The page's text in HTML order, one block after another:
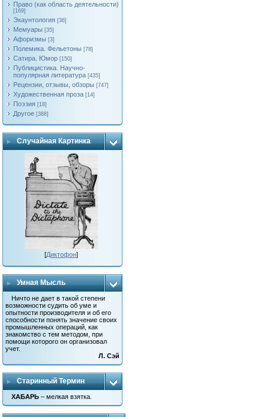
Право (как область деятельности)
[169]
Экаунтология [36]
Мемуары [35]
Афоризмы [3]
Полемика. Фельетоны [78]
Сатира. Юмор [150]
Публицистика. Научно-
популярная литература [435]
Рецензии, отзывы, обзоры [747]
Художественная проза [14]
Поэзия [18]
Другое [388]
Случайная Картинка
[Диктофон]
Умная Мысль
Ничто не дает в такой степени
возможности судить об уме и
опытности производителя и об его
способности понять значение своих
промышленных операций, как
знакомство с тем методом, при
помощи которого он организовал
учет.
Л. Сэй
Старинный Термин
ХАБАРЬ – мелкая взятка.